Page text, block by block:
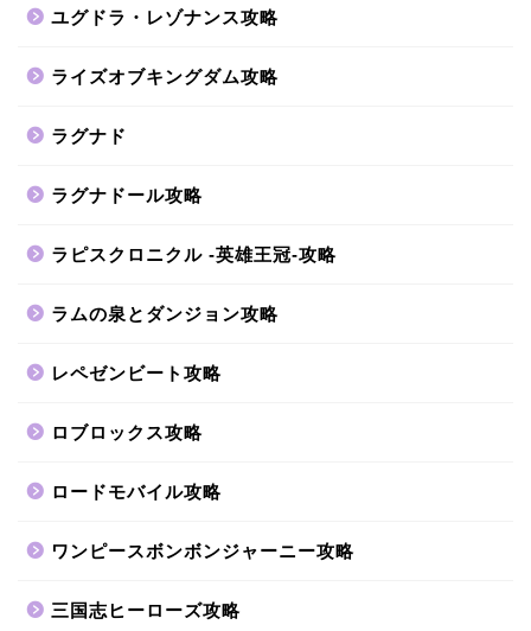
ユグドラ・レゾナンス攻略
ライズオブキングダム攻略
ラグナド
ラグナドール攻略
ラピスクロニクル -英雄王冠-攻略
ラムの泉とダンジョン攻略
レペゼンビート攻略
ロブロックス攻略
ロードモバイル攻略
ワンピースボンボンジャーニー攻略
三国志ヒーローズ攻略